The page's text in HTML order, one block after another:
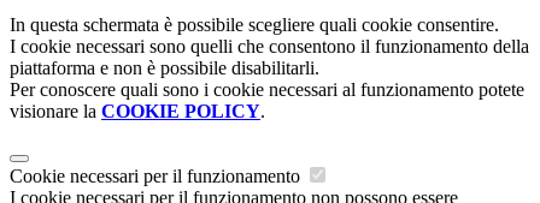
In questa schermata è possibile scegliere quali cookie consentire.
I cookie necessari sono quelli che consentono il funzionamento della
piattaforma e non è possibile disabilitarli.
Per conoscere quali sono i cookie necessari al funzionamento potete
visionare la COOKIE POLICY.
Cookie necessari per il funzionamento
I cookie necessari per il funzionamento non possono essere